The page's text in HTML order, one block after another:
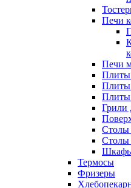
Печи
Печи
Плиты
Плиты
Плиты
Грили
Столы
Столы
Термосы
Фризеры